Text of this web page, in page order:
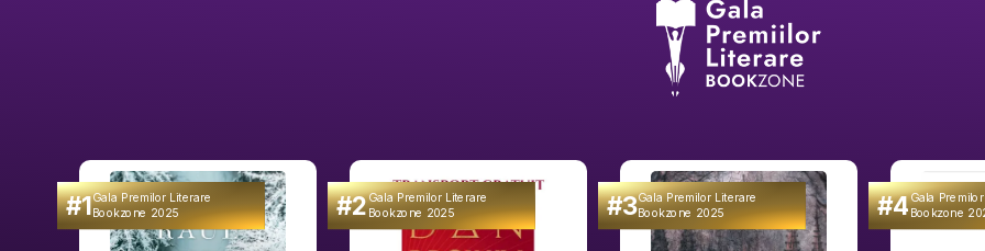
#1Gala Premilor Literare
Bookzone 2025 #2Gala Premilor Literare
Bookzone 2025 #3Gala Premilor Literare
Bookzone 2025 #4Gala
Bookzone